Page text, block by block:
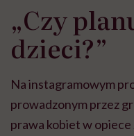
„Czy
dzieci?”
Na instagramowym
prowadzonym przez
prawa kobiet w